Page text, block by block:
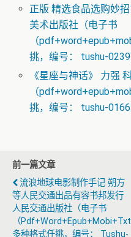
正版 精选食品选购妙
美术出版社（电子书
（
挑，编号： tushu-0239
《星座与神话》 力强
（
挑，编号： tushu-0166
前一篇文章
流浪地球电影制作手记 朔方
等人民交通出品有容书邦发行
人民交通出版社（电子书
（
多种格式任挑，编号： Tushu-